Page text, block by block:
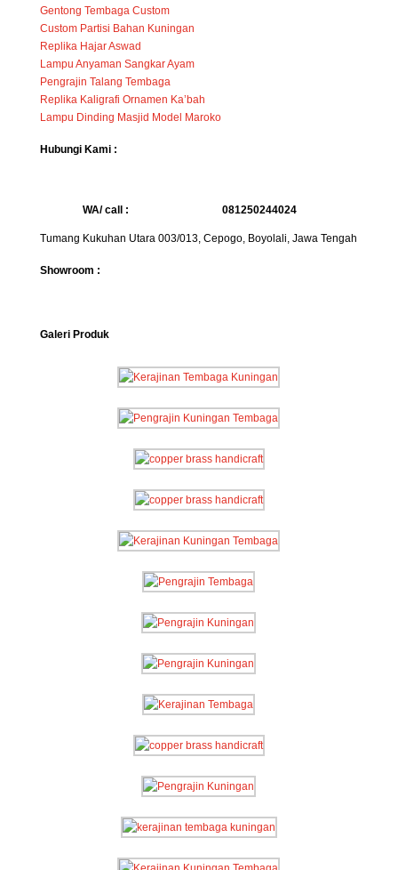
Gentong Tembaga Custom
Custom Partisi Bahan Kuningan
Replika Hajar Aswad
Lampu Anyaman Sangkar Ayam
Pengrajin Talang Tembaga
Replika Kaligrafi Ornamen Ka’bah
Lampu Dinding Masjid Model Maroko
Hubungi Kami :
WA/ call : 081250244024
Tumang Kukuhan Utara 003/013, Cepogo, Boyolali, Jawa Tengah
Showroom :
Galeri Produk